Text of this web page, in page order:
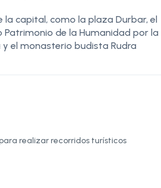
capital, como la plaza Durbar, el
de la Humanidad por la
y el monasterio budista Rudra
realizar recorridos turísticos